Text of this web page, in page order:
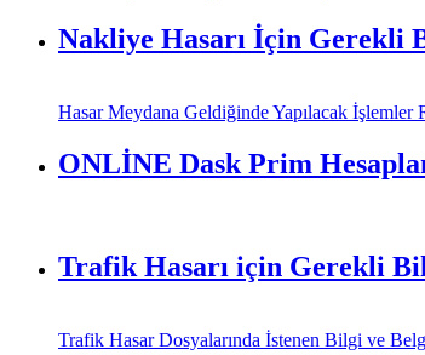
Nakliye Hasarı İçin Gerekli
Hasar Meydana Geldiğinde Yapılacak
ONLİNE Dask Prim
Trafik Hasarı için Gerekli
Trafik Hasar Dosyalarında İstenen Bilgi ve